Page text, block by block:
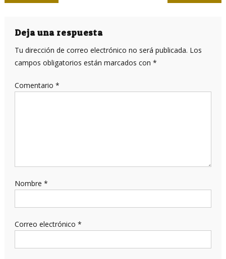
entradas
Deja una respuesta
Tu dirección de correo electrónico no será publicada. Los
campos obligatorios están marcados con *
Comentario *
Nombre *
Correo electrónico *